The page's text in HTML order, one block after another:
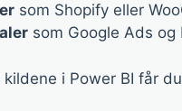
som Shopify eller
som Google Ads og
i Power BI får